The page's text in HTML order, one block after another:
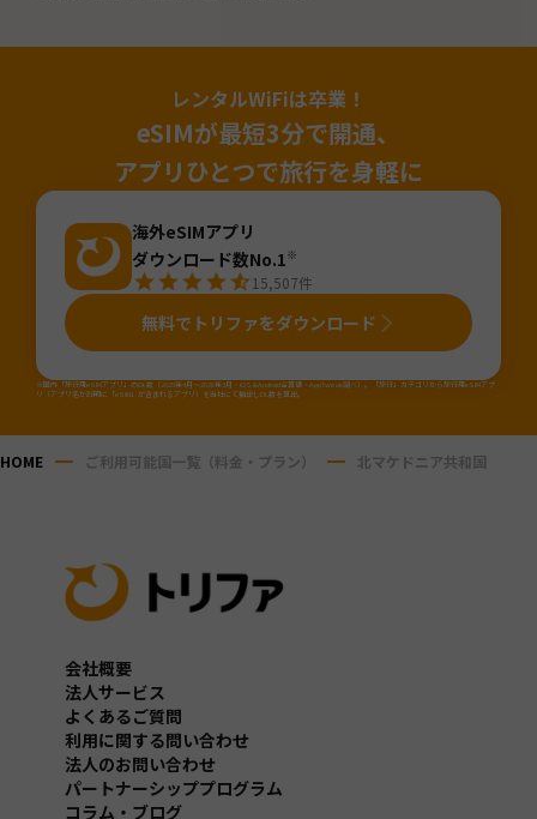
レンタルWiFiは卒業！
eSIMが最短3分で開通、
アプリひとつで旅行を身軽に
海外eSIMアプリ
ダウンロード数No.1※
15,507件
無料でトリファをダウンロード
※国内「旅行用eSIMアプリ」のDL数（2025年4月～2026年3月・iOS&Android合算値・AppTweak調べ）。「旅行」カテゴリから旅行用eSIMアプ
リ（アプリ名か説明に「eSIM」が含まれるアプリ）を当社にて抽出しDL数を算出。
HOME ご利用可能国一覧（料金・プラン） 北マケドニア共和国
会社概要
法人サービス
よくあるご質問
利用に関する問い合わせ
法人のお問い合わせ
パートナーシッププログラム
コラム・ブログ